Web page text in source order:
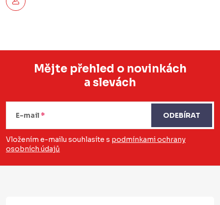
á
a
Mějte přehled o novinkách
a slevách
E-mail
Vložením e-mailu souhlasíte s podmínkami ochrany
osobních údajů
ODEBÍRAT